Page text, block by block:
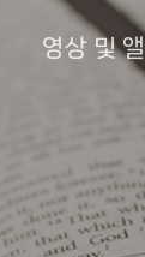
영상 및